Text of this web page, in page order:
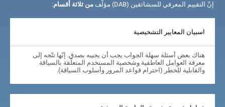
إنّ التقييم المعرفي للسشائقين (DAB) مؤلّف
من ثلاثة أقسام:
اسبيان المعايير التشخيصية
هناك بعض أسئلة سهلة الجواب يجب أن يجيبه بصدق. إنّها تتّجه إلى
معرفة العوامل العاطفية وشخصية المستخدم المتعلّقة بالسياقة
والقابلية للخطر (احترام قواعد المرور وأسلوب السياقة).